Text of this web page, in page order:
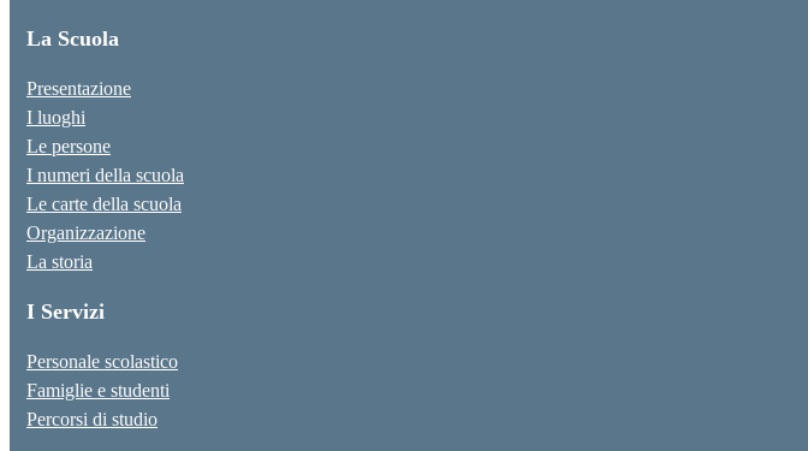
La Scuola
Presentazione
I luoghi
Le persone
I numeri della scuola
Le carte della scuola
Organizzazione
La storia
I Servizi
Personale scolastico
Famiglie e studenti
Percorsi di studio